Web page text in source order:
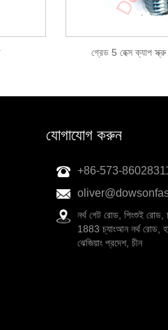
গ্রেড 5 হেক্স ক্যাপ স্ক্রু
যোগাযোগ করুন
+86-573-
নর্থ গেট রোড, পিংশুই রোড,
1883 চ্যাংআন নর্থ রোড,
ঝেজিয়াং প্রদেশ, চীন